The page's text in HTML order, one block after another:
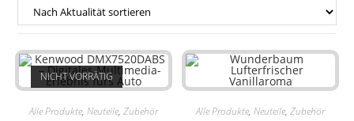
NICHT VORRÄTIG
Alle Produkte, Neuteile, Zubehör Alle Produkte,Neuteile,Zubehör